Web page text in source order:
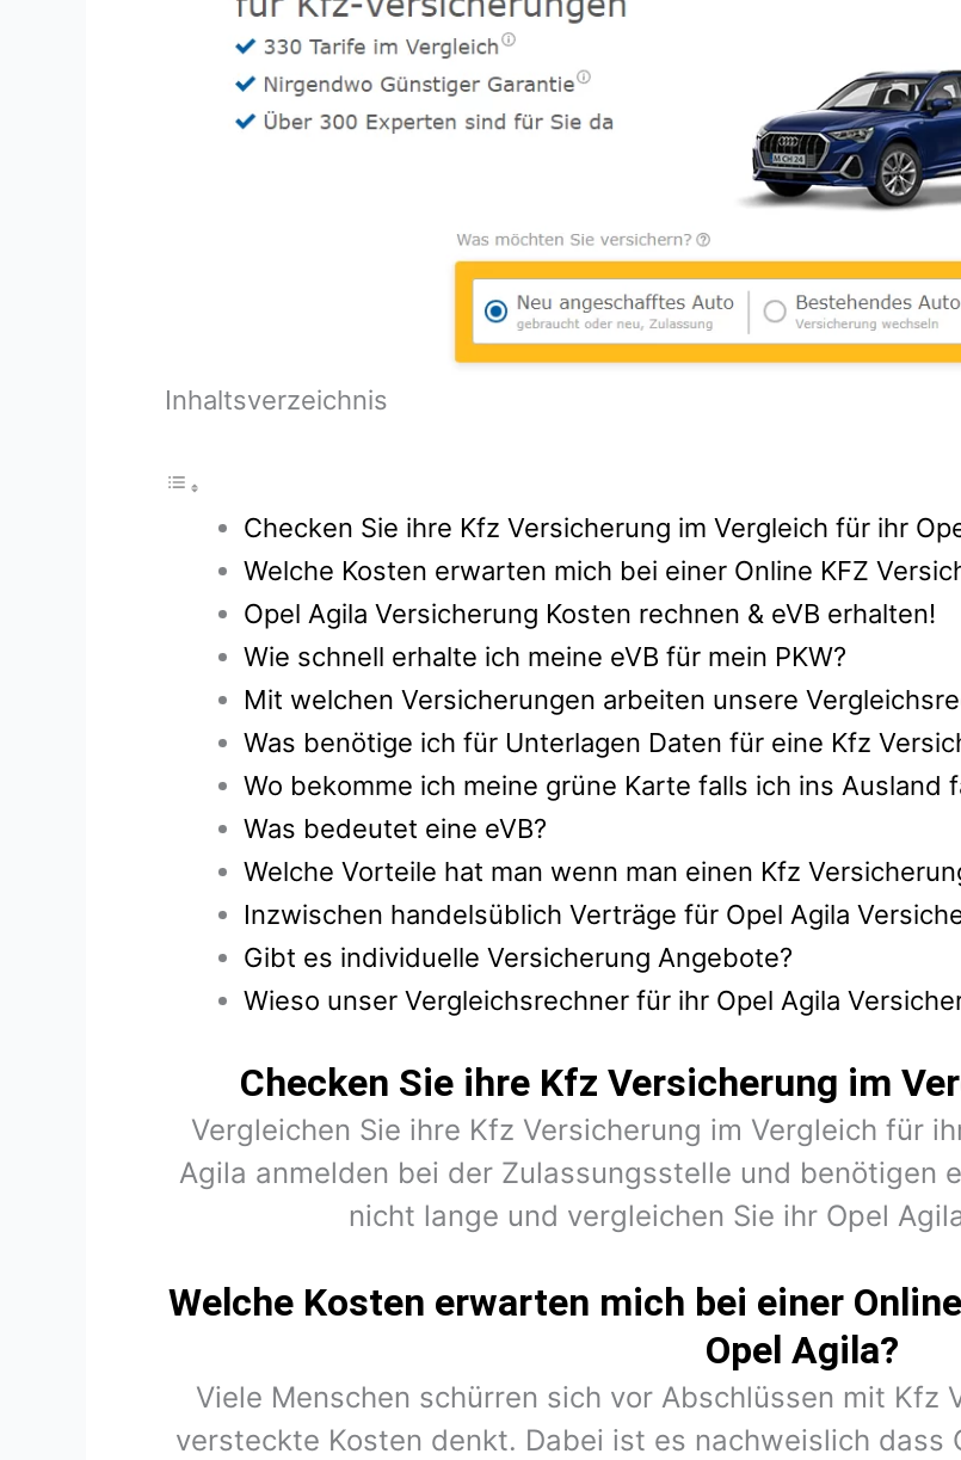
Inhaltsverzeichnis
Checken Sie ihre Kfz Versicherung im Vergleich für ihr
Welche Kosten erwarten mich bei einer Online KFZ
Opel Agila Versicherung Kosten rechnen & eVB erhalten!
Wie schnell erhalte ich meine eVB für mein PKW?
Mit welchen Versicherungen arbeiten unsere
Was benötige ich für Unterlagen Daten für eine Kfz
Wo bekomme ich meine grüne Karte falls ich ins Ausland
Was bedeutet eine eVB?
Welche Vorteile hat man wenn man einen Kfz
Inzwischen handelsüblich Verträge für Opel Agila
Gibt es individuelle Versicherung Angebote?
Wieso unser Vergleichsrechner für ihr Opel Agila
Checken Sie ihre Kfz Versicherung im
Vergleichen Sie ihre Kfz Versicherung im Vergleich für
Agila anmelden bei der Zulassungsstelle und benötigen
nicht lange und vergleichen Sie ihr Opel
Welche Kosten erwarten mich bei einer
Opel Agila?
Viele Menschen schürren sich vor Abschlüssen mit Kfz
versteckte Kosten denkt. Dabei ist es nachweislich dass